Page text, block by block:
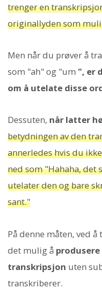
trenger en
originallyden som
Men når du prøver å
som "ah" og "um ", er
om å utelate disse
Dessuten, når latter
betydningen av den
annerledes hvis du
ned som "Hahaha, det
utelater den og bare
sant."
På denne måten, ved
det mulig å
transkripsjon uten
transkriberer.